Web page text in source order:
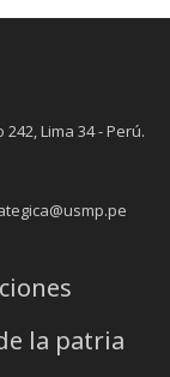
Lima 34 - Perú.
la patria